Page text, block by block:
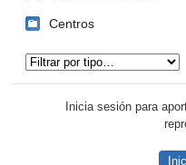
Centros
Inicia sesión para